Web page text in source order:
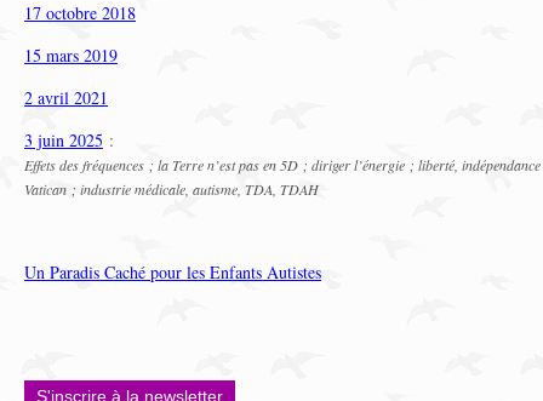
17 octobre 2018
15 mars 2019
2 avril 2021
3 juin 2025 :
Effets des fréquences ; la Terre n’est pas en 5D ; diriger l’énergie ; liberté,
Vatican ; industrie médicale, autisme, TDA, TDAH
Un Paradis Caché pour les Enfants Autistes
S'inscrire à la newsletter